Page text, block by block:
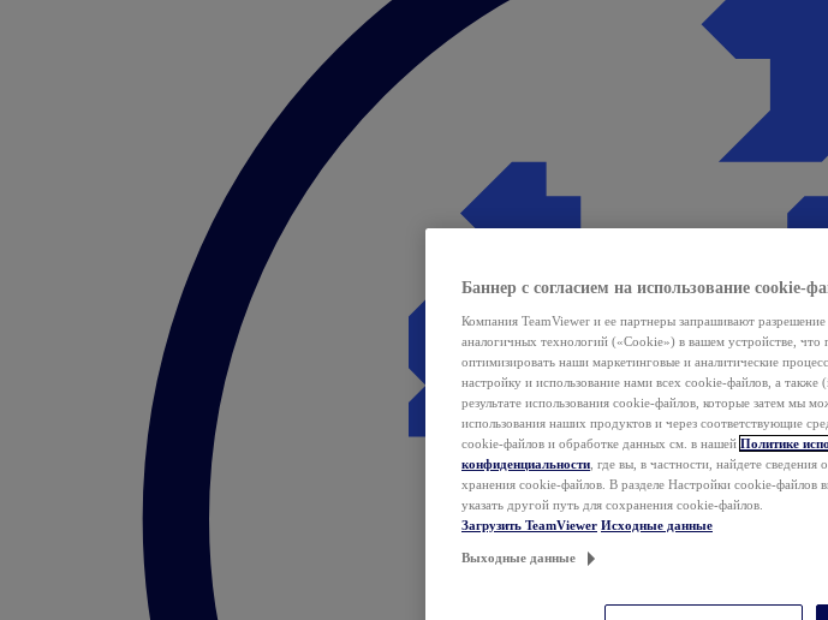
Баннер с согласием на использование cookie-
Компания TeamViewer и ее партнеры запрашивают
аналогичных технологий («Cookie») в вашем устройстве, что
оптимизировать наши маркетинговые и аналитические
настройку и использование нами всех cookie-файлов, а
результате использования cookie-файлов, которые затем мы
использования наших продуктов и через соответствующие
cookie-файлов и обработке данных см. в нашей Политике
конфиденциальности , где вы, в частности, найдете
хранения cookie-файлов. В разделе Настройки cookie-файлов
указать другой путь для сохранения cookie-файлов.
Загрузить TeamViewer Исходные данные
Выходные данные